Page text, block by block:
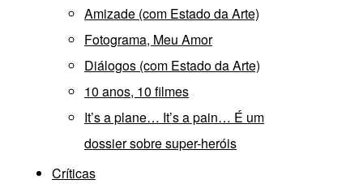
Amizade (com Estado da Arte)
Fotograma, Meu Amor
Diálogos (com Estado da Arte)
10 anos, 10 filmes
It’s a plane… It’s a pain… É um
dossier sobre super-heróis
Críticas